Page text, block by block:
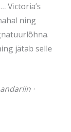
Victoria’s
ning
jätab selle
·